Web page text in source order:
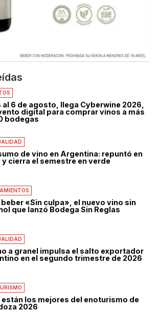
al 6 de agosto, llega Cyberwine 2026,
digital para comprar vinos a más
bodegas
de vino en Argentina: repuntó en
y cierra el semestre en verde
beber «Sin culpa», el nuevo vino sin
que lanzó Bodega Sin Reglas
a granel impulsa el salto exportador
en el segundo trimestre de 2026
están los mejores del enoturismo de
2026